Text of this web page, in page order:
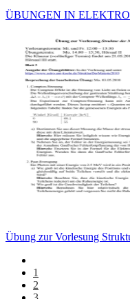
ÜBUNGEN IN
Übung zur Vorlesung
1
2